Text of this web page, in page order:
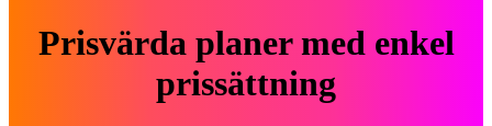
Prisvärda planer med enkel
prissättning